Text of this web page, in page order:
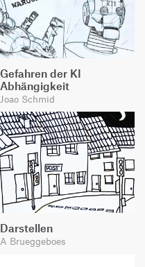
Gefahren der KI
Abhängigkeit
Joao Schmid
Darstellen
A Brueggeboes